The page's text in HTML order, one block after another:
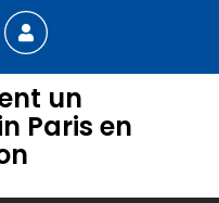
un
Paris en